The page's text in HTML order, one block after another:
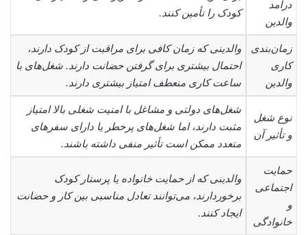
درآمد
والدین
کودک را تأمین کنند.
زمان‌بندی
کاری
والدین
والدینی که زمان کافی برای مراقبت از کودک دارند،
احتمال بیشتری برای گرفتن حضانت دارند. شغل‌های با
ساعت کاری منعطف امتیاز بیشتری دارند.
نوع شغل
و تأثیر آن
شغل‌های دولتی و مشاغل با امنیت شغلی بالا امتیاز
مثبت دارند، اما شغل‌های پرخطر یا دارای سفرهای
متعدد ممکن است تأثیر منفی داشته باشند.
حمایت
اجتماعی
و
خانوادگی
والدینی که از حمایت خانواده یا پرستار کودک
برخوردارند، می‌توانند تعادل مناسبی بین کار و حضانت
ایجاد کنند.